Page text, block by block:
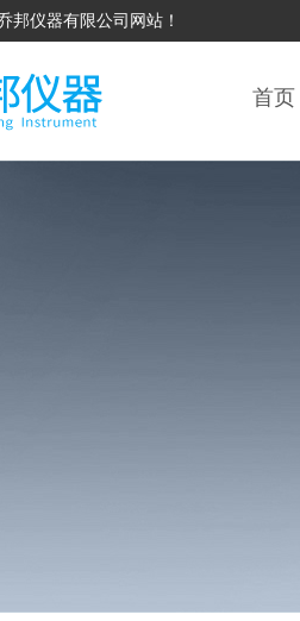
邦仪器有限公司网站！
首页